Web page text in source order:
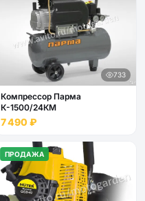
733
Компрессор Парма
К-1500/24КМ
7 490 ₽
ПРОДАЖА